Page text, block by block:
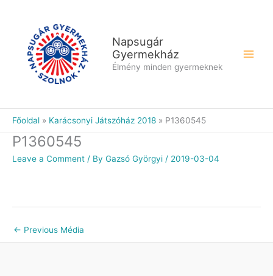
Napsugár
Gyermekház
Élmény minden gyermeknek
Főoldal Karácsonyi Játszóház 2018 P1360545
P1360545
Leave a Comment / By Gazsó Györgyi / 2019-03-04
← Previous Média